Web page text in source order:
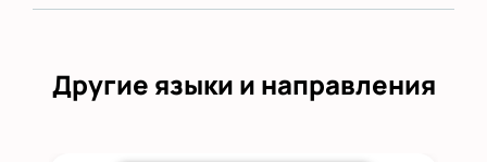
Другие языки и направления